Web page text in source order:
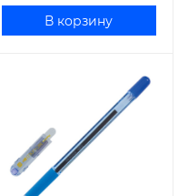
В корзину